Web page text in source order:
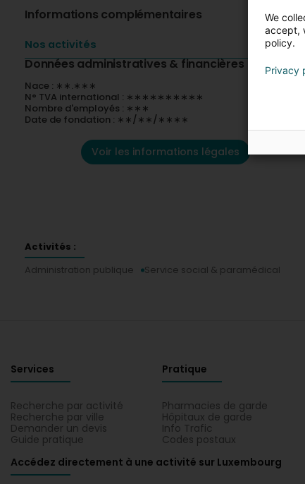
Informations complémentaires
Nos activités
Données administratives & financières
Nace : ∗∗.∗∗∗
N° TVA international : ∗∗∗∗∗∗∗∗∗∗
Nombre d'employés : ∗∗∗
Date de fondation : ∗∗/∗∗/∗∗∗∗
Voir les informations légales
Activités :
Administration publique
Service social & paramédical
Services
Recherche par activité
Recherche par ville
Demander un devis
Guide pratique
Pratique
Pharmacies de garde
Hôpitaux de garde
Info Trafic
Codes postaux
Accédez directement à une activité sur Luxembourg
We
accept,
policy.
Privacy